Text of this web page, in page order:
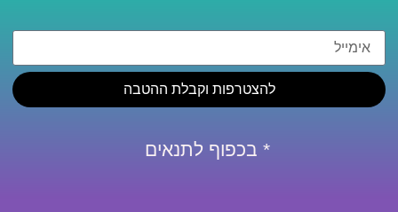
להצטרפות וקבלת ההטבה
* בכפוף לתנאים